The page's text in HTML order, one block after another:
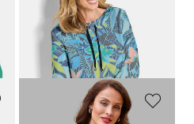
GOLDNER
49,95 €89,95 €
30-Tage-Bestpreis**: 59,95 €